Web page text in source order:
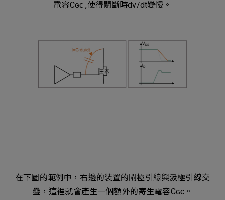
電容Cɢᴄ ,使得關斷時dv/dt變慢。
在下圖的範例中，右邊的裝置的閘極引線與汲極引線交
疊，這裡就會產生一個額外的寄生電容Cɢᴄ。